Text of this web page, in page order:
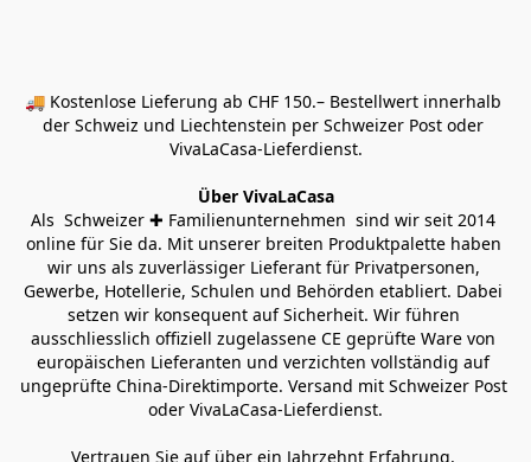
🚚 Kostenlose Lieferung ab CHF 150.– Bestellwert innerhalb
der Schweiz und Liechtenstein per Schweizer Post oder
VivaLaCasa-Lieferdienst.
Über VivaLaCasa
Als  Schweizer ✚ Familienunternehmen  sind wir seit 2014
online für Sie da. Mit unserer breiten Produktpalette haben
wir uns als zuverlässiger Lieferant für Privatpersonen,
Gewerbe, Hotellerie, Schulen und Behörden etabliert. Dabei
setzen wir konsequent auf Sicherheit. Wir führen
ausschliesslich offiziell zugelassene CE geprüfte Ware von
europäischen Lieferanten und verzichten vollständig auf
ungeprüfte China-Direktimporte. Versand mit Schweizer Post
oder VivaLaCasa-Lieferdienst.
Vertrauen Sie auf über ein Jahrzehnt Erfahrung,